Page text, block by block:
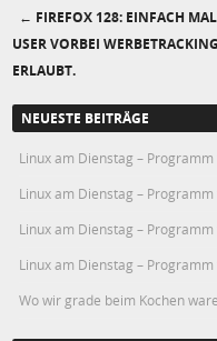
Post
← FIREFOX 128: EINFACH
USER VORBEI WERBETRACKING
ERLAUBT.
NEUESTE BEITRÄGE
Linux am Dienstag –
Linux am Dienstag –
Linux am Dienstag –
Linux am Dienstag –
Wo wir grade beim Kochen